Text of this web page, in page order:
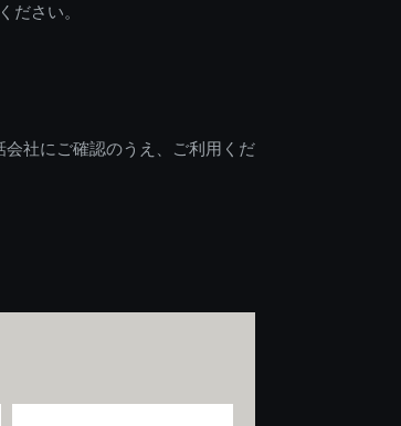
ださい。
社にご確認のうえ、ご利用くだ